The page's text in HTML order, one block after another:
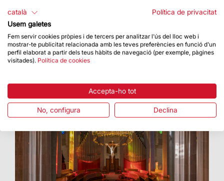
Mitjançant tecnologia pionera, s’afavoreix la
innovació tecnològica a la Basílica i es millora
l’experiència de la visita
català
Política de privacitat
Usem galetes
Fem servir cookies pròpies i de tercers per analitzar l'ús del lloc web i
mostrar-te publicitat relacionada amb les teves preferències en funció d'un
perfil elaborat a partir dels teus hàbits de navegació (per exemple, pàgines
visitades). Política de cookies
Accepta-ho tot
No, configura Declina